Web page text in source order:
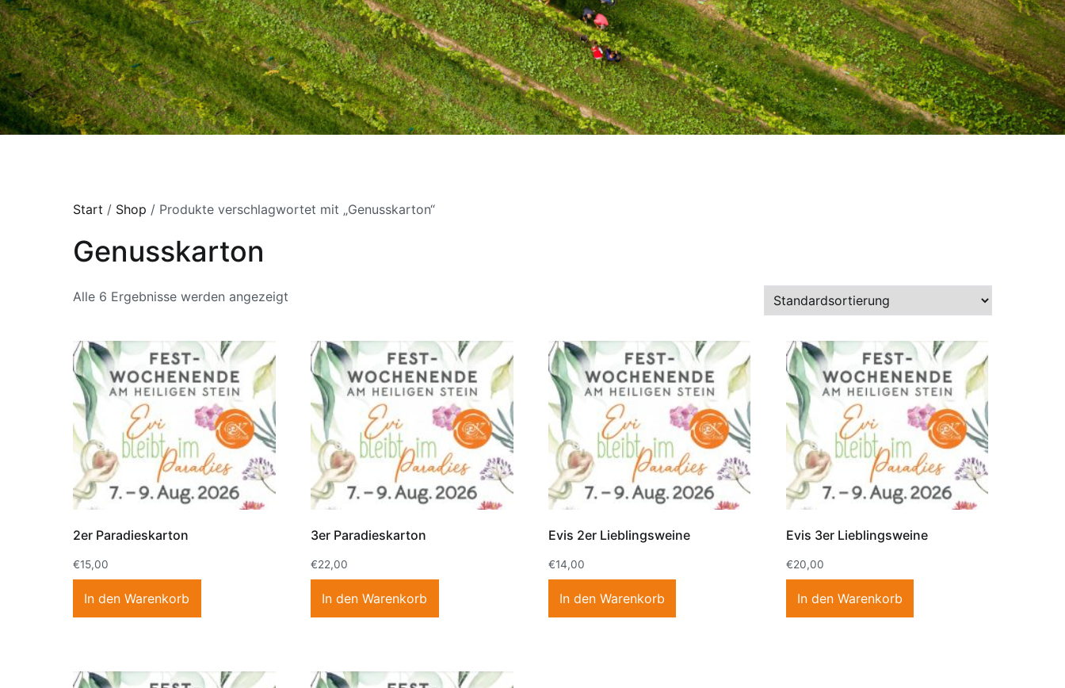
Start / Shop / Produkte verschlagwortet mit „Genusskarton“
Genusskarton
Alle 6 Ergebnisse werden angezeigt
2er Paradieskarton
€15,00
In den Warenkorb
3er Paradieskarton
€22,00
In den Warenkorb
Evis 2er Lieblingsweine
€14,00
In den Warenkorb
Evis 3er Lieblingsweine
€20,00
In den Warenkorb